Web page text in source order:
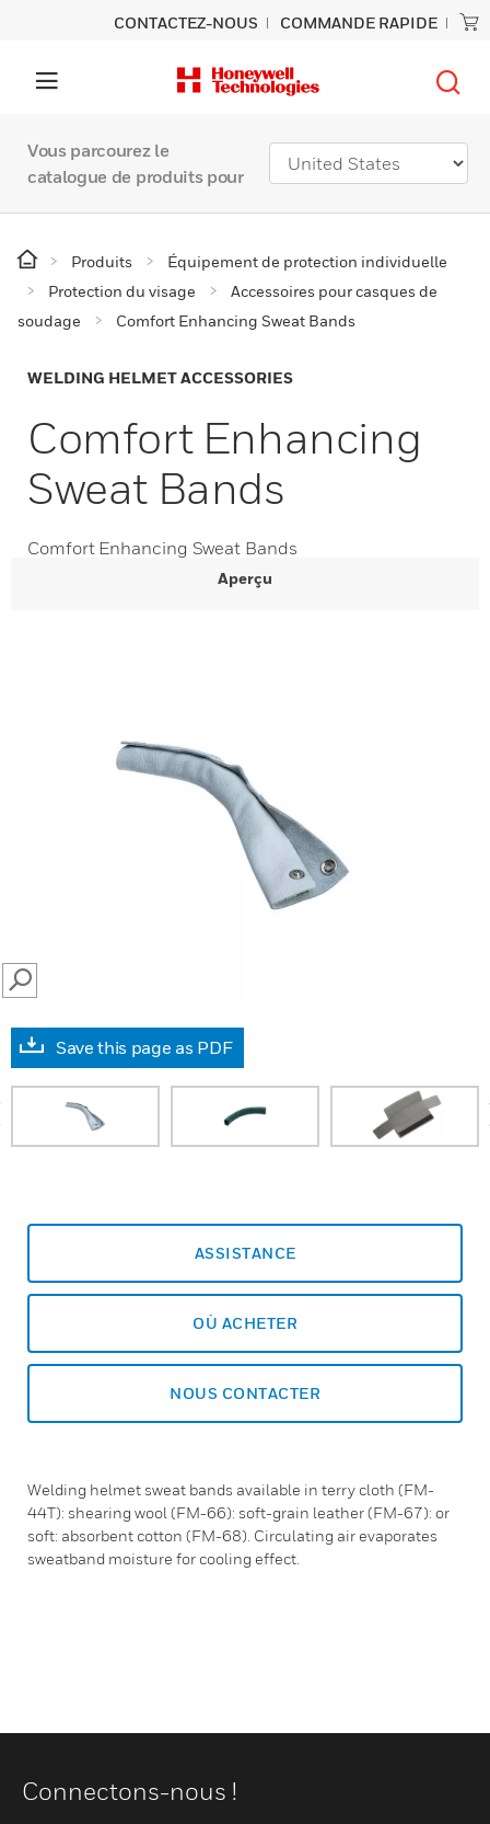
CONTACTEZ-NOUS COMMANDE RAPIDE
Vous parcourez le
catalogue de produits pour
Produits
Équipement de protection individuelle
Protection du visage
Accessoires pour casques de
soudage
Comfort Enhancing Sweat Bands
WELDING HELMET ACCESSORIES
Comfort Enhancing
Sweat Bands
Comfort Enhancing Sweat Bands
Aperçu
SEARCH
Save this page as PDF
ASSISTANCE
OÙ ACHETER
NOUS CONTACTER
Welding helmet sweat bands available in terry cloth (FM-
44T): shearing wool (FM-66): soft-grain leather (FM-67): or
soft: absorbent cotton (FM-68). Circulating air evaporates
sweatband moisture for cooling effect.
Connectons-nous !